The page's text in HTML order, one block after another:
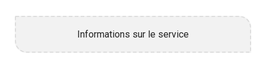
Informations sur le service